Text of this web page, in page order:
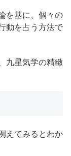
を基に、個々の
動を占う方法で
九星気学の精緻
えてみるとわか